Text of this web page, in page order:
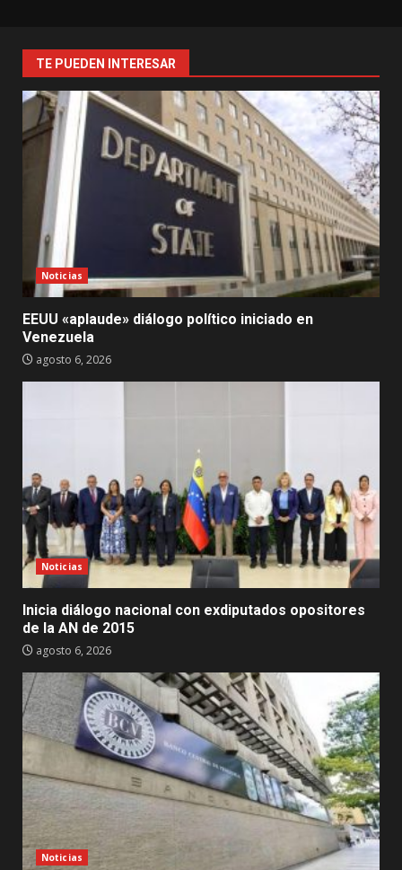
TE PUEDEN INTERESAR
Noticias
EEUU «aplaude» diálogo político iniciado en
Venezuela
agosto 6, 2026
Noticias
Inicia diálogo nacional con exdiputados opositores
de la AN de 2015
agosto 6, 2026
Noticias